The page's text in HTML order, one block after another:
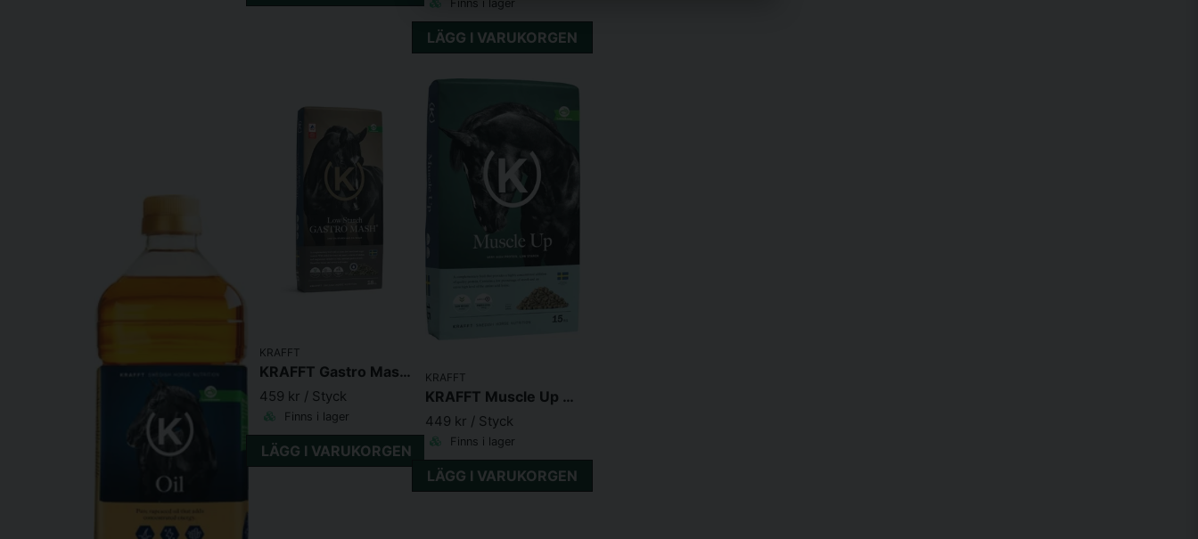
Finns i lager
LÄGG I VARUKORGEN
KRAFFT
KRAFFT Gastro Mash 18kg
459 kr / Styck
Finns i lager
LÄGG I VARUKORGEN
KRAFFT
KRAFFT Muscle Up 15kg
449 kr / Styck
Finns i lager
LÄGG I VARUKORGEN